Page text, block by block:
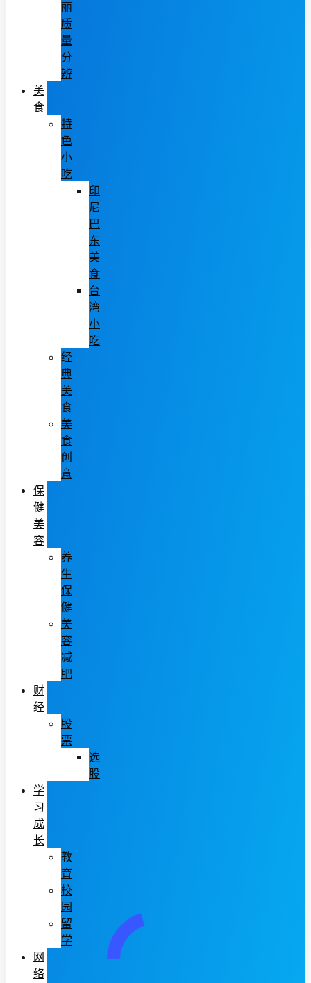
丽
质
量
分
辨
美
食
特
色
小
吃
印
尼
巴
东
美
食
台
湾
小
吃
经
典
美
食
美
食
创
意
保
健
美
容
养
生
保
健
美
容
减
肥
财
经
股
票
选
股
学
习
成
长
教
育
校
园
留
学
网
络